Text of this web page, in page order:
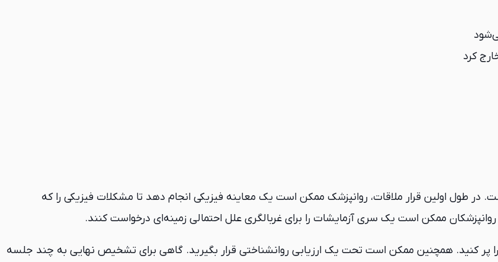
کرد
در طول اولین قرار ملاقات، روانپزشک ممکن است یک معاینه فیزیکی انجام دهد تا مشکلات فیزیکی را که
ممکن است یک سری آزمایشات را برای غربالگری علل احتمالی زمینه‌ای درخواست کنند.
پر کنید. همچنین ممکن است تحت یک ارزیابی روانشناختی قرار بگیرید. گاهی برای تشخیص نهایی به چند جلسه